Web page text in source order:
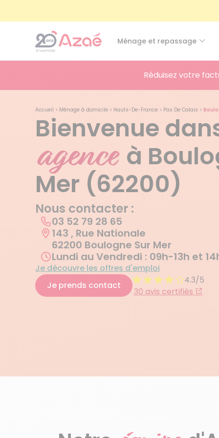
Ménage et repassage
Réduisez votre
Accueil > Ménage à domicile > Hauts-De-France > Pas De Calais >
Bienvenue
agence à
Mer (62200)
Nous contacter :
03 52 79 28 65
143 , Rue Nationale
62200 Boulogne Sur Mer
Lundi au Vendredi : 09h-13h et
Je découvre les offres d'emploi
Je prends contact
4.3/5
30 avis certifiés